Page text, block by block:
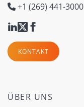
+1 (269) 441-3000
KONTAKT
ÜBER UNS